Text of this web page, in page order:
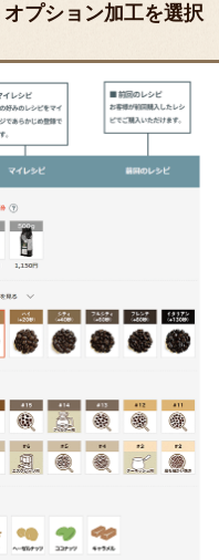
プション加工を選択